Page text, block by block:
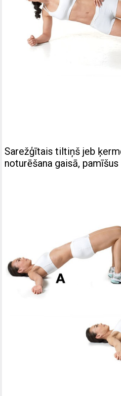
Sarežģītais tiltiņš jeb
noturēšana gaisā,